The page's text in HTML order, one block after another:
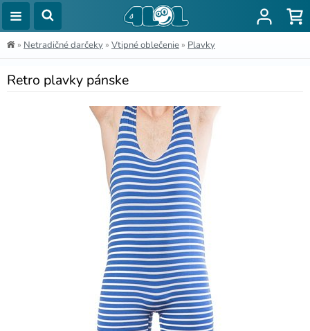
» Netradičné darčeky » Vtipné oblečenie » Plavky
Retro plavky pánske